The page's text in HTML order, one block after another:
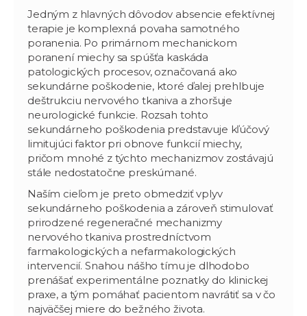
Jedným z hlavných dôvodov absencie efektívnej
terapie je komplexná povaha samotného
poranenia. Po primárnom mechanickom
poranení miechy sa spúšťa kaskáda
patologických procesov, označovaná ako
sekundárne poškodenie, ktoré ďalej prehlbuje
deštrukciu nervového tkaniva a zhoršuje
neurologické funkcie. Rozsah tohto
sekundárneho poškodenia predstavuje kľúčový
limitujúci faktor pri obnove funkcií miechy,
pričom mnohé z týchto mechanizmov zostávajú
stále nedostatočne preskúmané.
Naším cieľom je preto obmedziť vplyv
sekundárneho poškodenia a zároveň stimulovať
prirodzené regeneračné mechanizmy
nervového tkaniva prostredníctvom
farmakologických a nefarmakologických
intervencií. Snahou nášho tímu je dlhodobo
prenášať experimentálne poznatky do klinickej
praxe, a tým pomáhať pacientom navrátiť sa v čo
najväčšej miere do bežného života.